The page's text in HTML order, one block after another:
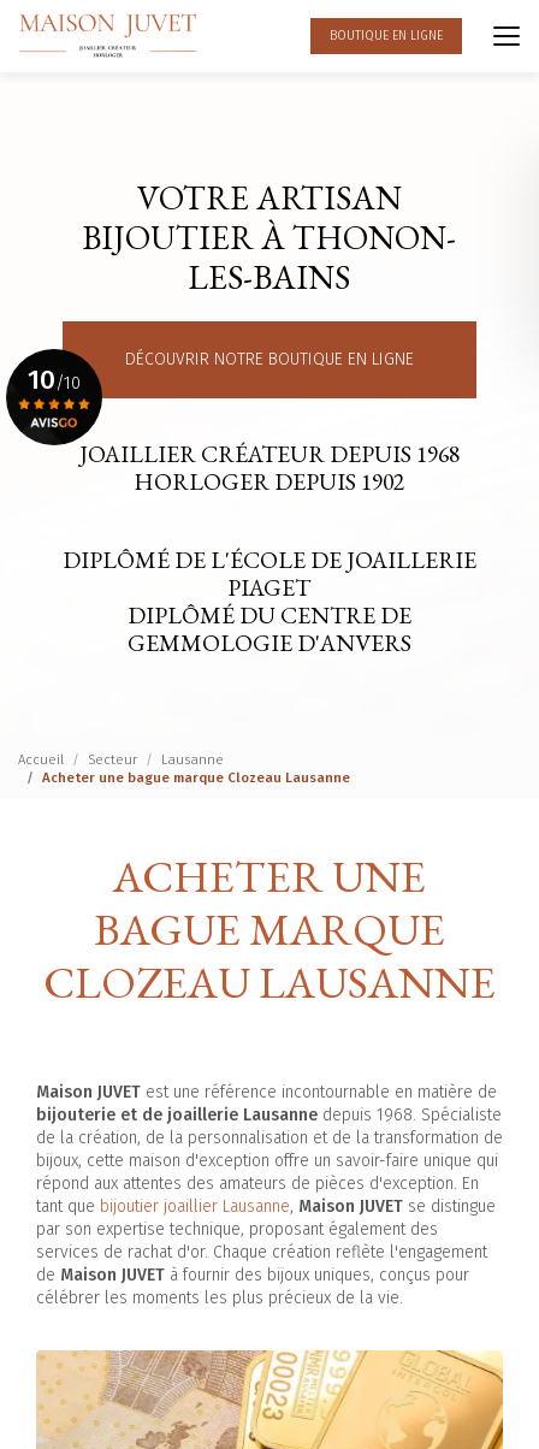
Aller
contenu
BOUTIQUE EN LIGNE
VOTRE ARTISAN
BIJOUTIER À THONON-
LES-BAINS
DÉCOUVRIR NOTRE BOUTIQUE EN LIGNE
JOAILLIER CRÉATEUR DEPUIS 1968
HORLOGER DEPUIS 1902
DIPLÔMÉ DE L'ÉCOLE DE JOAILLERIE
PIAGET
DIPLÔMÉ DU CENTRE DE
GEMMOLOGIE D'ANVERS
10/10
Voir le certificat
Accueil Secteur
Lausanne
Acheter une bague marque Clozeau Lausanne
ACHETER UNE
BAGUE MARQUE
CLOZEAU LAUSANNE
Maison JUVET est une référence incontournable en matière de
bijouterie et de joaillerie Lausanne depuis 1968. Spécialiste
de la création, de la personnalisation et de la transformation de
bijoux, cette maison d'exception offre un savoir-faire unique qui
répond aux attentes des amateurs de pièces d'exception. En
tant que bijoutier joaillier Lausanne, Maison JUVET se distingue
par son expertise technique, proposant également des
services de rachat d'or. Chaque création reflète l'engagement
de Maison JUVET à fournir des bijoux uniques, conçus pour
célébrer les moments les plus précieux de la vie.